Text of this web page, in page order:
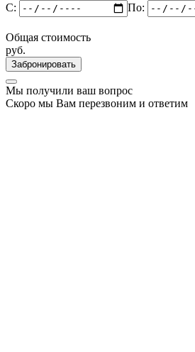
C:
По:
Общая стоимость
руб.
Забронировать
Мы получили ваш вопрос
Скоро мы Вам перезвоним и ответим